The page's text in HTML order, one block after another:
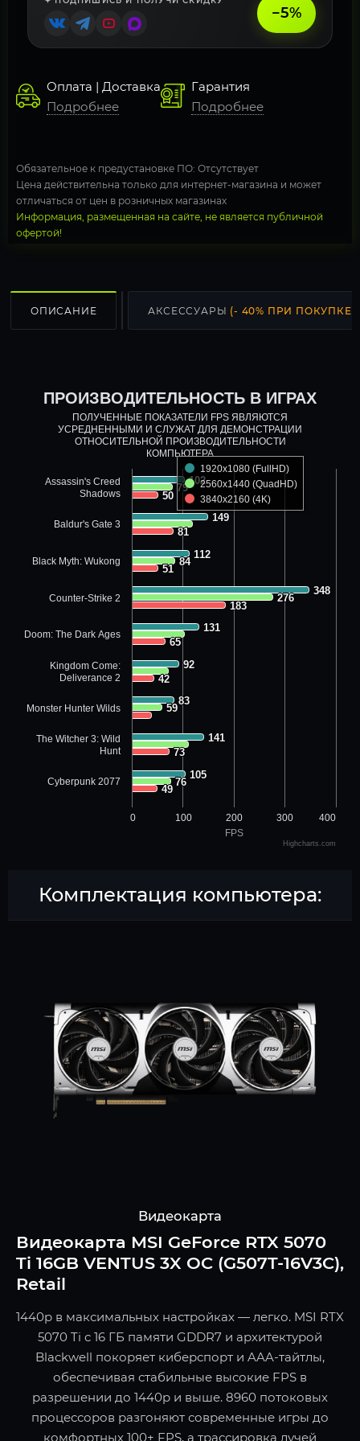
−5%
Оплата | Доставка
Подробнее
Гарантия
Подробнее
Обязательное к предустановке ПО: Отсутствует
Цена действительна только для интернет-магазина и может
отличаться от цен в розничных магазинах
Информация, размещенная на сайте, не является публичной
офертой!
ОПИСАНИЕ АКСЕССУАРЫ (- 40% ПРИ ПОКУПКЕ
FPS
ПРОИЗВОДИТЕЛЬНОСТЬ В ИГРАХ
ПОЛУЧЕННЫЕ ПОКАЗАТЕЛИ FPS ЯВЛЯЮТСЯ
УСРЕДНЕННЫМИ И СЛУЖАТ ДЛЯ ДЕМОНСТРАЦИИ
ОТНОСИТЕЛЬНОЙ ПРОИЗВОДИТЕЛЬНОСТИ
КОМПЬЮТЕРА
102
102
149
149
112
112
348
348
131
131
92
92
83
83
141
141
105
105
79
79
84
84
276
276
59
59
76
76
50
50
81
81
51
51
183
183
65
65
42
42
73
73
49
49
1920x1080 (FullHD)
2560x1440 (QuadHD)
3840x2160 (4K)
0 100 200 300 400
Assassin's Creed
Shadows
Baldur's Gate 3
Black Myth: Wukong
Counter-Strike 2
Doom: The Dark Ages
Kingdom Come:
Deliverance 2
Monster Hunter Wilds
The Witcher 3: Wild
Hunt
Cyberpunk 2077
Highcharts.com
Комплектация компьютера:
Видеокарта
Видеокарта MSI GeForce RTX 5070
Ti 16GB VENTUS 3X OC (G507T-16V3C),
Retail
1440p в максимальных настройках — легко. MSI RTX
5070 Ti с 16 ГБ памяти GDDR7 и архитектурой
Blackwell покоряет киберспорт и AAA-тайтлы,
обеспечивая стабильные высокие FPS в
разрешении до 1440p и выше. 8960 потоковых
процессоров разгоняют современные игры до
комфортных 100+ FPS, а трассировка лучей